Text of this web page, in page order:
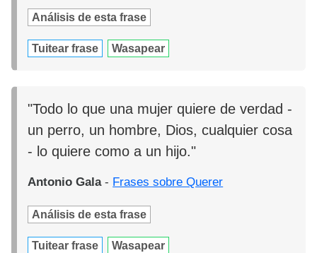
Análisis de esta frase
Tuitear frase Wasapear
"Todo lo que una mujer quiere de verdad -
un perro, un hombre, Dios, cualquier cosa
- lo quiere como a un hijo."
Antonio Gala- Frases sobre Querer
Análisis de esta frase
Tuitear frase Wasapear